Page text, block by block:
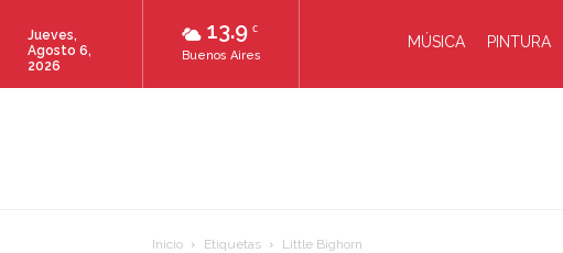
13.9 C
Buenos Aires
Jueves,
Agosto 6,
2026
MÚSICA PINTURA
Inicio Etiquetas Little Bighorn